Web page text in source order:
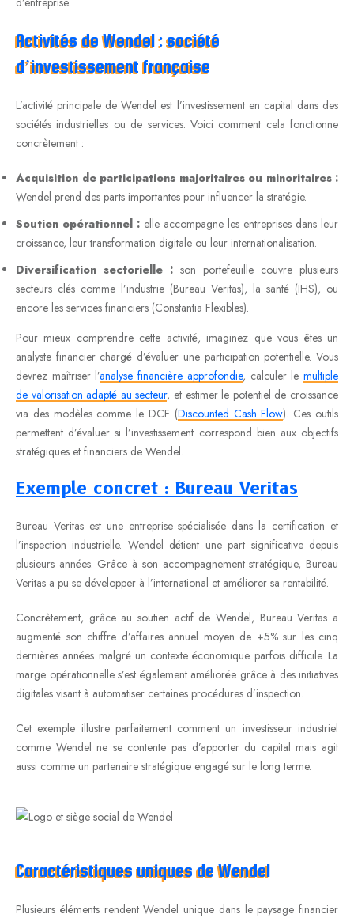
Activités de Wendel : société
d’investissement française
L’activité principale de Wendel est l’investissement en capital dans des
sociétés industrielles ou de services. Voici comment cela fonctionne
concrètement :
Acquisition de participations majoritaires ou minoritaires :
Wendel prend des parts importantes pour influencer la stratégie.
Soutien opérationnel : elle accompagne les entreprises dans leur
croissance, leur transformation digitale ou leur internationalisation.
Diversification sectorielle : son portefeuille couvre plusieurs
secteurs clés comme l’industrie (Bureau Veritas), la santé (IHS), ou
encore les services financiers (Constantia Flexibles).
Pour mieux comprendre cette activité, imaginez que vous êtes un
analyste financier chargé d’évaluer une participation potentielle. Vous
devrez maîtriser l’analyse financière approfondie, calculer lemultiple
de valorisation adapté au secteur, et estimer le potentiel de croissance
via des modèles comme le DCF (Discounted Cash Flow). Ces outils
permettent d’évaluer si l’investissement correspond bien aux objectifs
stratégiques et financiers de Wendel.
Exemple concret : Bureau Veritas
Bureau Veritas est une entreprise spécialisée dans la certification et
l’inspection industrielle. Wendel détient une part significative depuis
plusieurs années. Grâce à son accompagnement stratégique, Bureau
Veritas a pu se développer à l’international et améliorer sa rentabilité.
Concrètement, grâce au soutien actif de Wendel, Bureau Veritas a
augmenté son chiffre d’affaires annuel moyen de +5% sur les cinq
dernières années malgré un contexte économique parfois difficile. La
marge opérationnelle s’est également améliorée grâce à des initiatives
digitales visant à automatiser certaines procédures d’inspection.
Cet exemple illustre parfaitement comment un investisseur industriel
comme Wendel ne se contente pas d’apporter du capital mais agit
aussi comme un partenaire stratégique engagé sur le long terme.
Caractéristiques uniques de Wendel
Plusieurs éléments rendent Wendel unique dans le paysage financier